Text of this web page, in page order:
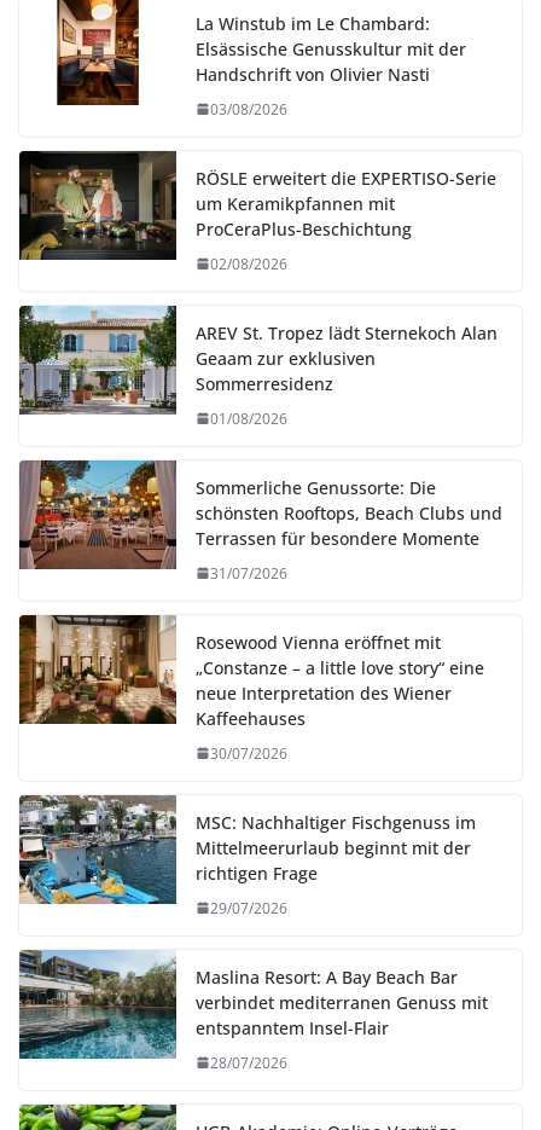
La Winstub im Le Chambard:
Elsässische Genusskultur mit der
Handschrift von Olivier Nasti
03/08/2026
RÖSLE erweitert die EXPERTISO-Serie
um Keramikpfannen mit
ProCeraPlus-Beschichtung
02/08/2026
AREV St. Tropez lädt Sternekoch Alan
Geaam zur exklusiven
Sommerresidenz
01/08/2026
Sommerliche Genussorte: Die
schönsten Rooftops, Beach Clubs und
Terrassen für besondere Momente
31/07/2026
Rosewood Vienna eröffnet mit
„Constanze – a little love story“ eine
neue Interpretation des Wiener
Kaffeehauses
30/07/2026
MSC: Nachhaltiger Fischgenuss im
Mittelmeerurlaub beginnt mit der
richtigen Frage
29/07/2026
Maslina Resort: A Bay Beach Bar
verbindet mediterranen Genuss mit
entspanntem Insel-Flair
28/07/2026